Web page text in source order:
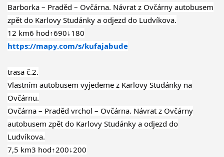
Barborka – Praděd – Ovčárna. Návrat z Ovčárny autobusem
zpět do Karlovy Studánky a odjezd do Ludvíkova.
12 km​6 hod​↑690​↓180
https://mapy.com/s/kufajabude
trasa č.2.
Vlastním autobusem vyjedeme z Karlovy Studánky na
Ovčárnu.
Ovčárna – Praděd vrchol – Ovčárna. Návrat z Ovčárny
autobusem zpět do Karlovy Studánky a odjezd do
Ludvíkova.
7,5 km​3 hod​↑200​↓200